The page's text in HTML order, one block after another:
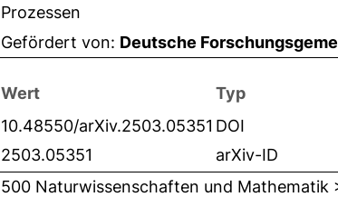
Prozessen
Gefördert von: Deutsche
Wert
Typ
10.48550/arXiv.2503.05351 DOI
2503.05351
arXiv-ID
500 Naturwissenschaften und Mathematik